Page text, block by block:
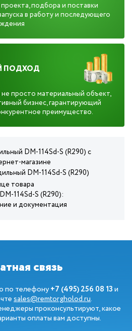
подбора и поставки
в работу и последующего
ПОДХОД
просто материальный объект,
бизнес, гарантирующий
преимущество.
DM-114Sd-S (R290) с
магазине
DM-114Sd-S (R290)
товара
114Sd-S (R290):
и документация
связь
по телефону+7 (495) 256 08 13и
sales@remtorgholod.ru.
проконсультируют, какое
оплаты вам доступны.